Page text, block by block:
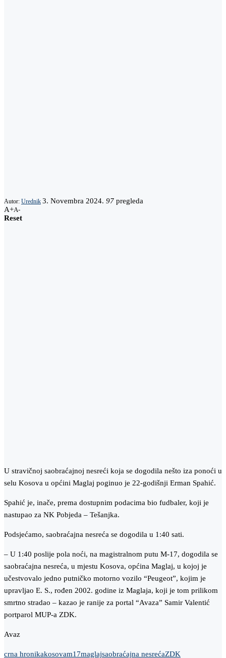
Autor: Urednik 3. Novembra 2024. 97 pregleda
A+A-
Reset
U stravičnoj saobraćajnoj nesreći koja se dogodila nešto iza ponoći u
selu Kosova u općini Maglaj poginuo je 22-godišnji Erman Spahić.
Spahić je, inače, prema dostupnim podacima bio fudbaler, koji je
nastupao za NK Pobjeda – Tešanjka.
Podsjećamo, saobraćajna nesreća se dogodila u 1:40 sati.
– U 1:40 poslije pola noći, na magistralnom putu M-17, dogodila se
saobraćajna nesreća, u mjestu Kosova, općina Maglaj, u kojoj je
učestvovalo jedno putničko motorno vozilo “Peugeot”, kojim je
upravljao E. S., rođen 2002. godine iz Maglaja, koji je tom prilikom
smrtno stradao – kazao je ranije za portal “Avaza” Samir Valentić
portparol MUP-a ZDK.
Avaz
crna hronikakosovam17maglajsaobraćajna nesrećaZDK